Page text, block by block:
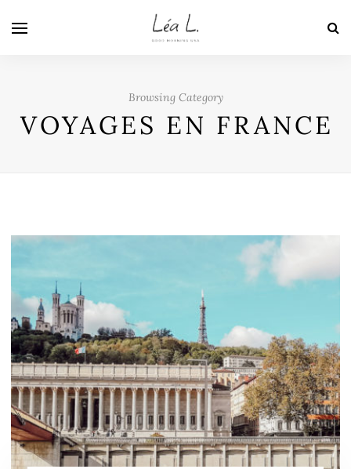
Browsing Category
VOYAGES EN FRANCE